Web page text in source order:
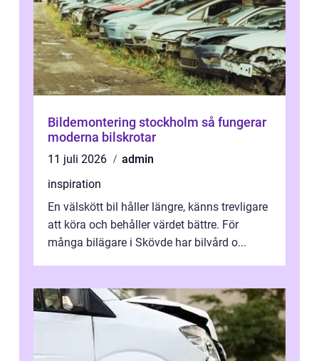
Bildemontering stockholm så fungerar
moderna bilskrotar
11 juli 2026
admin
inspiration
En välskött bil håller längre, känns trevligare
att köra och behåller värdet bättre. För
många bilägare i Skövde har bilvård o...